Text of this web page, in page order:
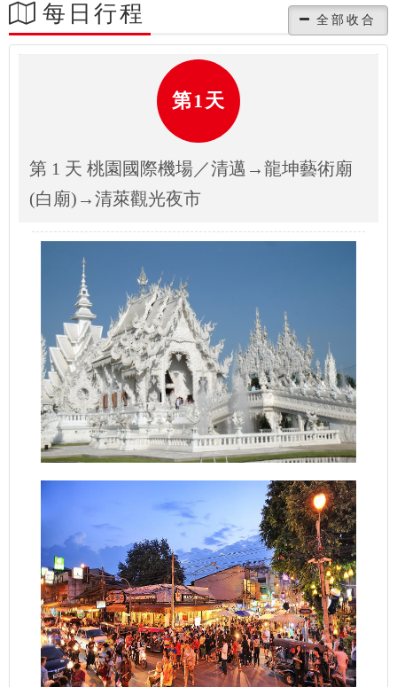
每日行程
第1天
第 1 天 桃園國際機場／清邁→龍坤藝術廟
(白廟)→清萊觀光夜市